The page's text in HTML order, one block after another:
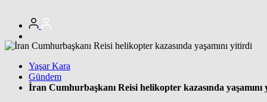
Yaşar Kara
Gündem
İran Cumhurbaşkanı Reisi helikopter kazasında